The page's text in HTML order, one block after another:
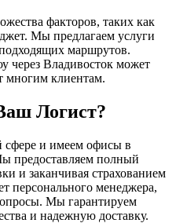
факторов, таких как
Мы предлагаем услуги
маршрутов.
через Владивосток может
многим клиентам.
Логист?
сфере и имеем офисы в
предоставляем полный
и заканчивая страхованием
персонального менеджера,
Мы гарантируем
и надежную доставку.